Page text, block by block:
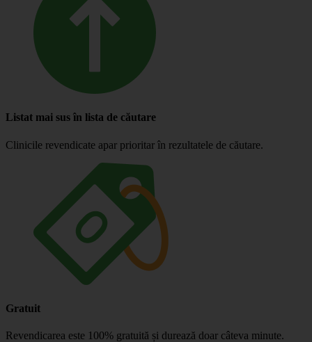
Listat mai sus în lista de căutare
Clinicile revendicate apar prioritar în rezultatele de căutare.
Gratuit
Revendicarea este 100% gratuită și durează doar câteva minute.